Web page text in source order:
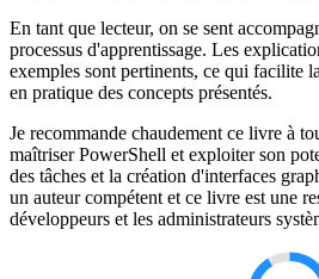
En tant que lecteur, on se sent
processus d'apprentissage. Les
exemples sont pertinents, ce qui facilite
en pratique des concepts présentés.
Je recommande chaudement ce livre à
maîtriser PowerShell et exploiter son
des tâches et la création d'interfaces
un auteur compétent et ce livre est une
développeurs et les administrateurs